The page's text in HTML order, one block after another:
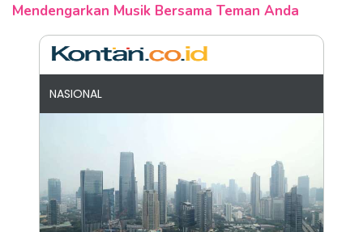
Mendengarkan Musik Bersama Teman Anda
NASIONAL